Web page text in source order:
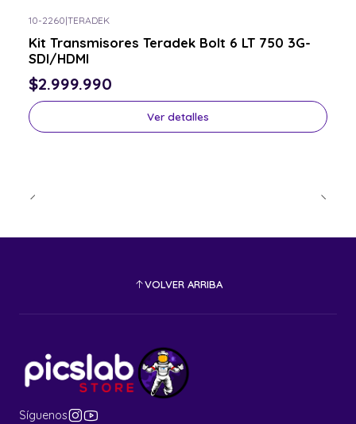
10-2260|TERADEK
Kit Transmisores Teradek Bolt 6 LT 750 3G-
SDI/HDMI
$2.999.990
Ver detalles
VOLVER ARRIBA
Síguenos